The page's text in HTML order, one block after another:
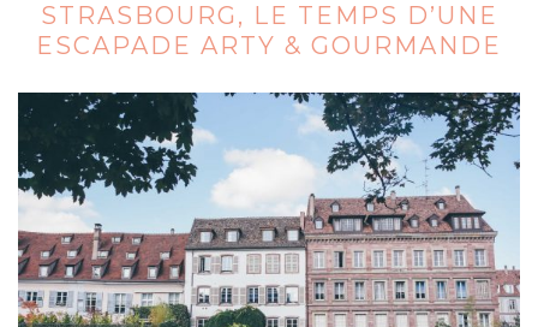
STRASBOURG, LE TEMPS D’UNE
ESCAPADE ARTY & GOURMANDE